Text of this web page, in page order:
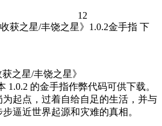
12
之星/丰饶之星》
1.0.2 的金手指作弊代码可供下载。
起点，过着自给自足的生活，并与
逼近世界起源和灾难的真相。